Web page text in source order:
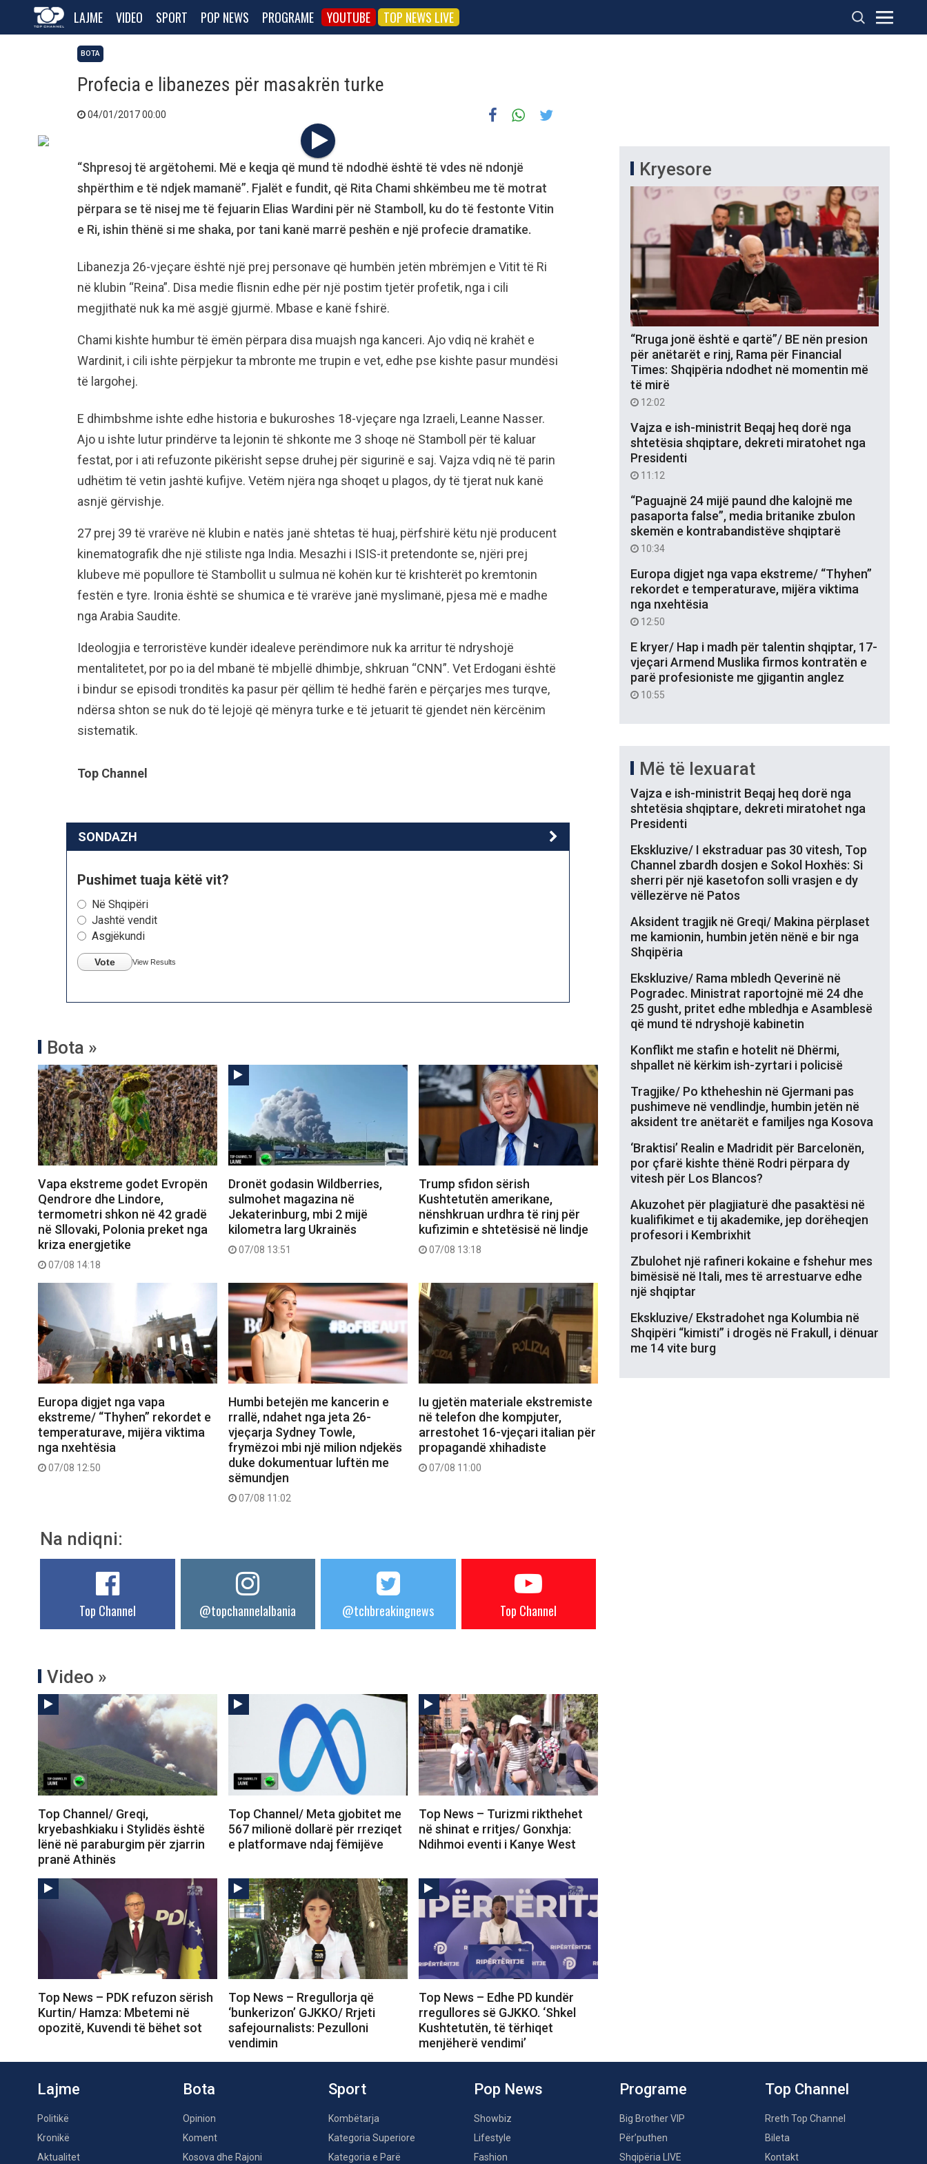
LAJME VIDEO SPORT POP NEWS PROGRAME YOUTUBE TOP NEWS LIVE
BOTA
Profecia e libanezes për masakrën turke
04/01/2017 00:00
“Shpresoj të argëtohemi. Më e keqja që mund të ndodhë është të vdes në ndonjë
shpërthim e të ndjek mamanë”. Fjalët e fundit, që Rita Chami shkëmbeu me të motrat
përpara se të nisej me të fejuarin Elias Wardini për në Stamboll, ku do të festonte Vitin
e Ri, ishin thënë si me shaka, por tani kanë marrë peshën e një profecie dramatike.
Libanezja 26-vjeçare është një prej personave që humbën jetën mbrëmjen e Vitit të Ri
në klubin “Reina”. Disa medie flisnin edhe për një postim tjetër profetik, nga i cili
megjithatë nuk ka më asgjë gjurmë. Mbase e kanë fshirë.
Chami kishte humbur të ëmën përpara disa muajsh nga kanceri. Ajo vdiq në krahët e
Wardinit, i cili ishte përpjekur ta mbronte me trupin e vet, edhe pse kishte pasur mundësi
të largohej.
E dhimbshme ishte edhe historia e bukuroshes 18-vjeçare nga Izraeli, Leanne Nasser.
Ajo u ishte lutur prindërve ta lejonin të shkonte me 3 shoqe në Stamboll për të kaluar
festat, por i ati refuzonte pikërisht sepse druhej për sigurinë e saj. Vajza vdiq në të parin
udhëtim të vetin jashtë kufijve. Vetëm njëra nga shoqet u plagos, dy të tjerat nuk kanë
asnjë gërvishje.
27 prej 39 të vrarëve në klubin e natës janë shtetas të huaj, përfshirë këtu një producent
kinematografik dhe një stiliste nga India. Mesazhi i ISIS-it pretendonte se, njëri prej
klubeve më popullore të Stambollit u sulmua në kohën kur të krishterët po kremtonin
festën e tyre. Ironia është se shumica e të vrarëve janë myslimanë, pjesa më e madhe
nga Arabia Saudite.
Ideologjia e terroristëve kundër idealeve perëndimore nuk ka arritur të ndryshojë
mentalitetet, por po ia del mbanë të mbjellë dhimbje, shkruan “CNN”. Vet Erdogani është
i bindur se episodi tronditës ka pasur për qëllim të hedhë farën e përçarjes mes turqve,
ndërsa shton se nuk do të lejojë që mënyra turke e të jetuarit të gjendet nën kërcënim
sistematik.
Top Channel
SONDAZH
Pushimet tuaja këtë vit?
Në Shqipëri
Jashtë vendit
Asgjëkundi
Vote View Results
Bota »
Vapa ekstreme godet Evropën
Qendrore dhe Lindore,
termometri shkon në 42 gradë
në Sllovaki, Polonia preket nga
kriza energjetike
07/08 14:18
Dronët godasin Wildberries,
sulmohet magazina në
Jekaterinburg, mbi 2 mijë
kilometra larg Ukrainës
07/08 13:51
Trump sfidon sërish
Kushtetutën amerikane,
nënshkruan urdhra të rinj për
kufizimin e shtetësisë në lindje
07/08 13:18
Europa digjet nga vapa
ekstreme/ “Thyhen” rekordet e
temperaturave, mijëra viktima
nga nxehtësia
07/08 12:50
Humbi betejën me kancerin e
rrallë, ndahet nga jeta 26-
vjeçarja Sydney Towle,
frymëzoi mbi një milion ndjekës
duke dokumentuar luftën me
sëmundjen
07/08 11:02
Iu gjetën materiale ekstremiste
në telefon dhe kompjuter,
arrestohet 16-vjeçari italian për
propagandë xhihadiste
07/08 11:00
Na ndiqni:
Top Channel @topchannelalbania @tchbreakingnews Top Channel
Video »
Top Channel/ Greqi,
kryebashkiaku i Stylidës është
lënë në paraburgim për zjarrin
pranë Athinës
Top Channel/ Meta gjobitet me
567 milionë dollarë për rreziqet
e platformave ndaj fëmijëve
Top News – Turizmi rikthehet
në shinat e rritjes/ Gonxhja:
Ndihmoi eventi i Kanye West
Top News – PDK refuzon sërish
Kurtin/ Hamza: Mbetemi në
opozitë, Kuvendi të bëhet sot
Top News – Rregullorja që
‘bunkerizon’ GJKKO/ Rrjeti
safejournalists: Pezulloni
vendimin
Top News – Edhe PD kundër
rregullores së GJKKO. ‘Shkel
Kushtetutën, të tërhiqet
menjëherë vendimi’
Kryesore
“Rruga jonë është e qartë”/ BE nën presion
për anëtarët e rinj, Rama për Financial
Times: Shqipëria ndodhet në momentin më
të mirë
12:02
Vajza e ish-ministrit Beqaj heq dorë nga
shtetësia shqiptare, dekreti miratohet nga
Presidenti
11:12
“Paguajnë 24 mijë paund dhe kalojnë me
pasaporta false”, media britanike zbulon
skemën e kontrabandistëve shqiptarë
10:34
Europa digjet nga vapa ekstreme/ “Thyhen”
rekordet e temperaturave, mijëra viktima
nga nxehtësia
12:50
E kryer/ Hap i madh për talentin shqiptar, 17-
vjeçari Armend Muslika firmos kontratën e
parë profesioniste me gjigantin anglez
10:55
Më të lexuarat
Vajza e ish-ministrit Beqaj heq dorë nga
shtetësia shqiptare, dekreti miratohet nga
Presidenti
Ekskluzive/ I ekstraduar pas 30 vitesh, Top
Channel zbardh dosjen e Sokol Hoxhës: Si
sherri për një kasetofon solli vrasjen e dy
vëllezërve në Patos
Aksident tragjik në Greqi/ Makina përplaset
me kamionin, humbin jetën nënë e bir nga
Shqipëria
Ekskluzive/ Rama mbledh Qeverinë në
Pogradec. Ministrat raportojnë më 24 dhe
25 gusht, pritet edhe mbledhja e Asamblesë
që mund të ndryshojë kabinetin
Konflikt me stafin e hotelit në Dhërmi,
shpallet në kërkim ish-zyrtari i policisë
Tragjike/ Po ktheheshin në Gjermani pas
pushimeve në vendlindje, humbin jetën në
aksident tre anëtarët e familjes nga Kosova
‘Braktisi’ Realin e Madridit për Barcelonën,
por çfarë kishte thënë Rodri përpara dy
vitesh për Los Blancos?
Akuzohet për plagjiaturë dhe pasaktësi në
kualifikimet e tij akademike, jep dorëheqjen
profesori i Kembrixhit
Zbulohet një rafineri kokaine e fshehur mes
bimësisë në Itali, mes të arrestuarve edhe
një shqiptar
Ekskluzive/ Ekstradohet nga Kolumbia në
Shqipëri “kimisti” i drogës në Frakull, i dënuar
me 14 vite burg
Lajme
Politikë
Kronikë
Aktualitet
Bota
Opinion
Koment
Kosova dhe Rajoni
Sport
Kombëtarja
Kategoria Superiore
Kategoria e Parë
Pop News
Showbiz
Lifestyle
Fashion
Programe
Big Brother VIP
Për’puthen
Shqipëria LIVE
Top Channel
Rreth Top Channel
Bileta
Kontakt